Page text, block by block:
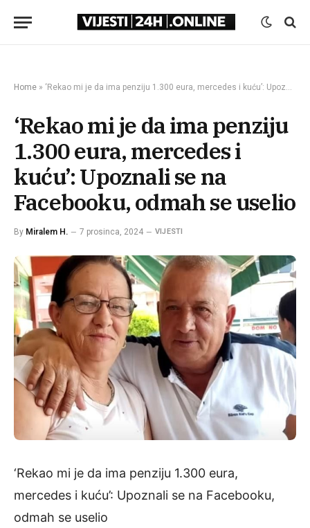
Home » ‘Rekao mi je da ima penziju 1.300 eura, mercedes i kuću’: Upoznali se na Facebooku, odmah se uselio
‘Rekao mi je da ima penziju
1.300 eura, mercedes i
kuću’: Upoznali se na
Facebooku, odmah se uselio
By Miralem H. 7 prosinca, 2024 VIJESTI
‘Rekao mi je da ima penziju 1.300 eura,
mercedes i kuću’: Upoznali se na Facebooku,
odmah se uselio